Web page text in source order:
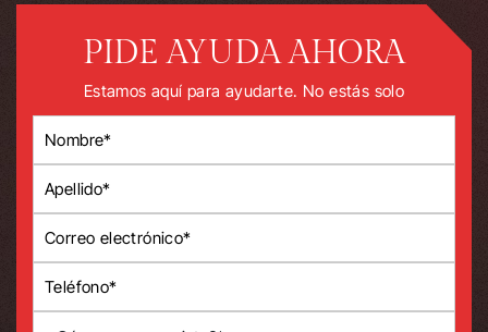
PIDE AYUDA AHORA
Estamos aquí para ayudarte. No estás solo